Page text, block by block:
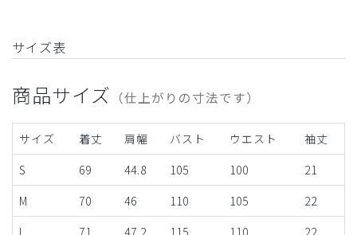
サイズ表
商品サイズ （仕上がりの寸法です）
サイズ 着丈 肩幅 バスト ウエスト
袖丈
S
69 44.8 105 100
21
M
70 46 110 105
22